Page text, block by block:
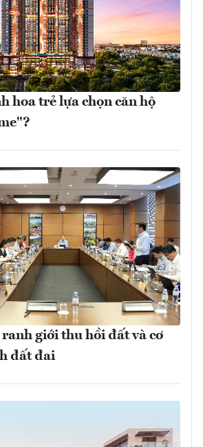
hoa trẻ lựa chọn căn hộ
giới thu hồi đất và cơ
đất đai